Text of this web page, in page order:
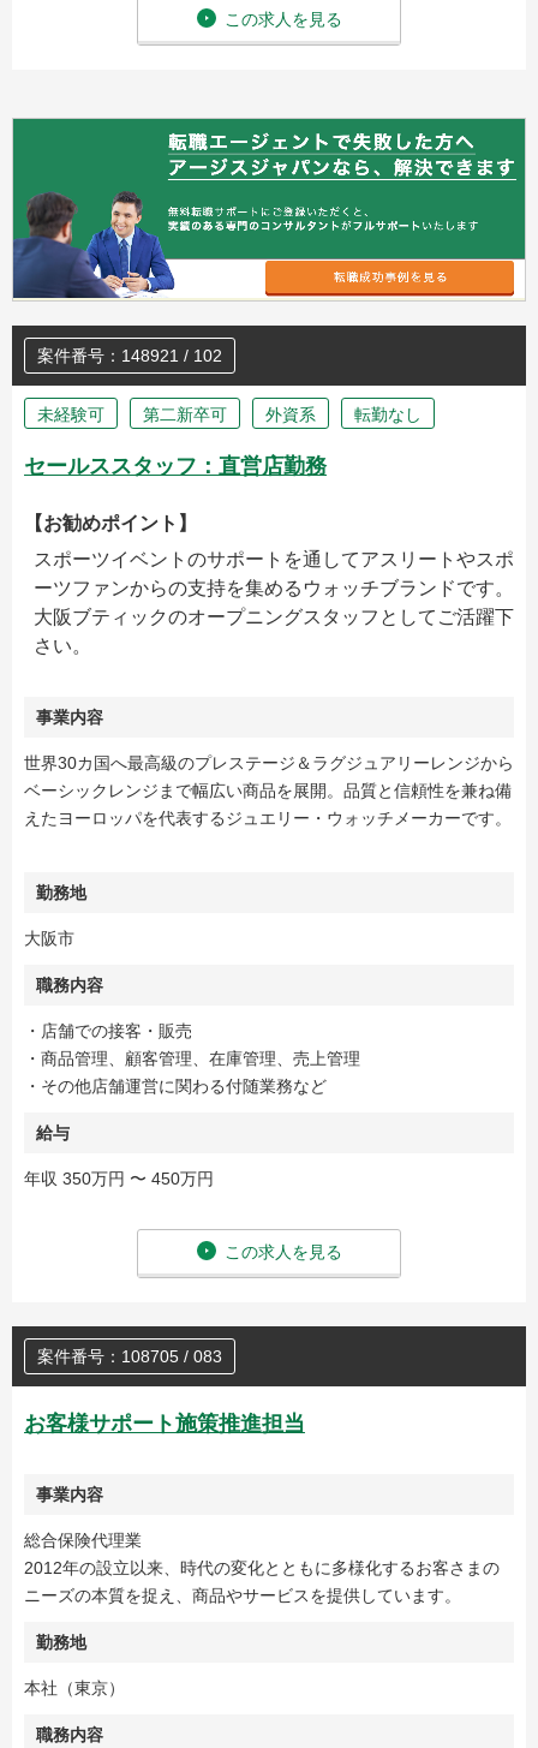
この求人を見る
案件番号：148921 / 102
未経験可 第二新卒可 外資系 転勤なし
セールススタッフ：直営店勤務
【お勧めポイント】
スポーツイベントのサポートを通してアスリートやスポ
ーツファンからの支持を集めるウォッチブランドです。
大阪ブティックのオープニングスタッフとしてご活躍下
さい。
事業内容
世界30カ国へ最高級のプレステージ＆ラグジュアリーレンジから
ベーシックレンジまで幅広い商品を展開。品質と信頼性を兼ね備
えたヨーロッパを代表するジュエリー・ウォッチメーカーです。
勤務地
大阪市
職務内容
・店舗での接客・販売
・商品管理、顧客管理、在庫管理、売上管理
・その他店舗運営に関わる付随業務など
給与
年収 350万円 〜 450万円
この求人を見る
案件番号：108705 / 083
お客様サポート施策推進担当
事業内容
総合保険代理業
2012年の設立以来、時代の変化とともに多様化するお客さまの
ニーズの本質を捉え、商品やサービスを提供しています。
勤務地
本社（東京）
職務内容